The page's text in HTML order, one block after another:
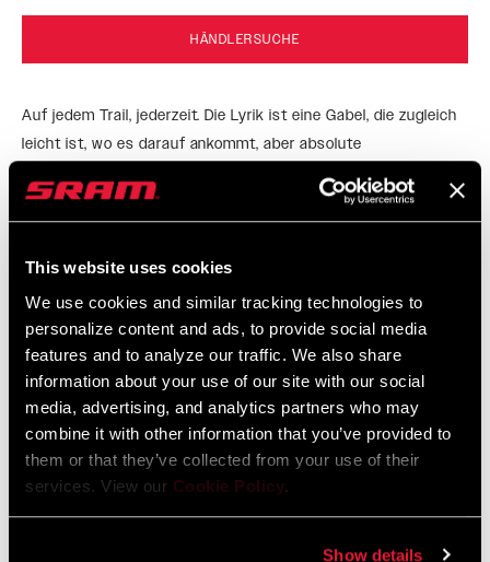
This website uses cookies
We use cookies and similar tracking technologies to
personalize content and ads, to provide social media
features and to analyze our traffic. We also share
information about your use of our site with our social
media, advertising, and analytics partners who may
combine it with other information that you’ve provided to
them or that they’ve collected from your use of their
services. View our Cookie Policy.
Show details
HÄNDLERSUCHE
Auf jedem Trail, jederzeit. Die Lyrik ist eine Gabel, die zugleich
leicht ist, wo es darauf ankommt, aber absolute
Skrupellosigkeit auf der Abfahrt beweist. Die Delta RC-
Dämpfung verfügt über einen intuitiv zu bedienenden
Druckstufen-Einsteller, mit dem das Setup schnell, leicht
verständlich und kommunizierbar wird. Mit kompromissloser
ohne dich auszubremsen, wenn aus der „kleinen Ausfahrt“ mal
wieder eine tretintensive Tagestour wird. Praktisch, fähig und
immer bereit für die nächste Herausforderung.
EIGENSCHAFTEN
NEU Die Delta RC-Dämpfung mit einfach einzustellender
Druckstufe und unabhängiger Zugstufe bietet intuitive
Regler und eine fast lautlose Performance, damit du dich
auf den Trail konzentrieren kannst.
DebonAir+-Luftfeder mit idealer Balance aus Sensibilität
bei kleinen Schlägen und vollen Gegenhalt im mittleren und
letzten Federwegsbereich, damit jeder Fahrer sich auch im